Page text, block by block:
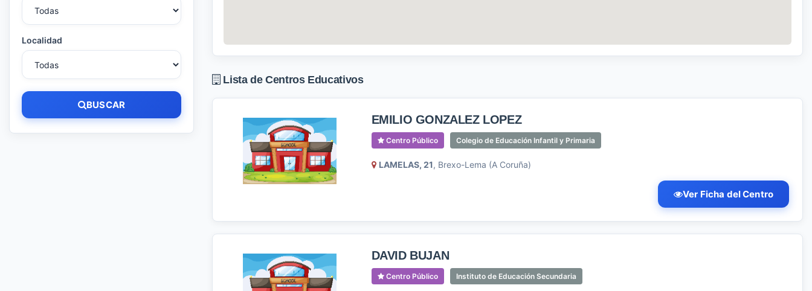
Localidad
BUSCAR
Lista de Centros Educativos
EMILIO GONZALEZ LOPEZ
Centro Público Colegio de Educación Infantil y Primaria
LAMELAS, 21, Brexo-Lema (A Coruña)
Ver Ficha del Centro
DAVID BUJAN
Centro Público Instituto de Educación Secundaria